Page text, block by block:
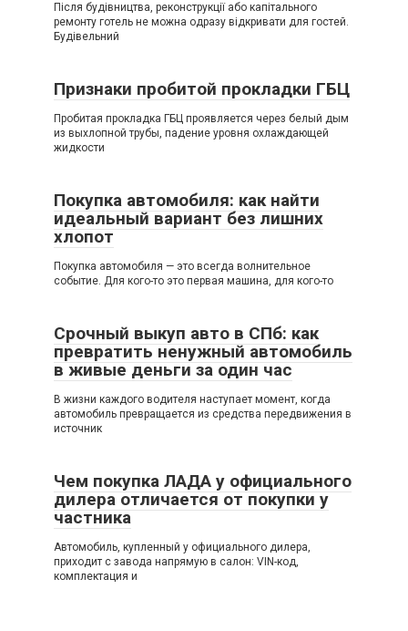
Після будівництва, реконструкції або капітального
ремонту готель не можна одразу відкривати для гостей.
Будівельний
Признаки пробитой прокладки ГБЦ
Пробитая прокладка ГБЦ проявляется через белый дым
из выхлопной трубы, падение уровня охлаждающей
жидкости
Покупка автомобиля: как найти
идеальный вариант без лишних
хлопот
Покупка автомобиля — это всегда волнительное
событие. Для кого-то это первая машина, для кого-то
Срочный выкуп авто в СПб: как
превратить ненужный автомобиль
в живые деньги за один час
В жизни каждого водителя наступает момент, когда
автомобиль превращается из средства передвижения в
источник
Чем покупка ЛАДА у официального
дилера отличается от покупки у
частника
Автомобиль, купленный у официального дилера,
приходит с завода напрямую в салон: VIN-код,
комплектация и